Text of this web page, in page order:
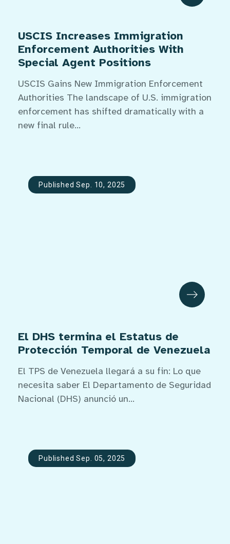
USCIS Increases Immigration
Enforcement Authorities With
Special Agent Positions
USCIS Gains New Immigration Enforcement
Authorities The landscape of U.S. immigration
enforcement has shifted dramatically with a
new final rule...
Published Sep. 10, 2025
El DHS termina el Estatus de
Protección Temporal de Venezuela
El TPS de Venezuela llegará a su fin: Lo que
necesita saber El Departamento de Seguridad
Nacional (DHS) anunció un...
Published Sep. 05, 2025